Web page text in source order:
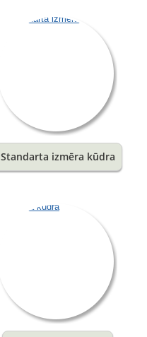
Standarta izmēra kūdra